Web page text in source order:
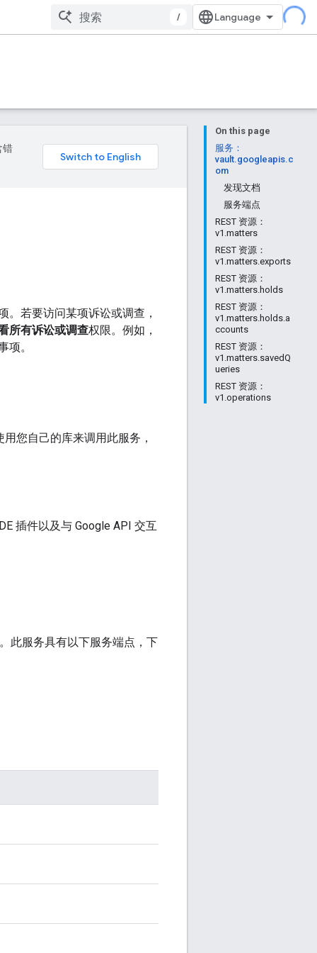
/
On this page
服务：
vault.googleapis.c
om
发现文档
服务端点
REST 资源：
v1.matters
REST 资源：
v1.matters.exports
REST 资源：
v1.matters.holds
REST 资源：
v1.matters.holds.a
ccounts
REST 资源：
v1.matters.savedQ
ueries
REST 资源：
v1.operations
错
。若要访问某项诉讼或调查，
所有诉讼或调查权限。例如，
项。
您自己的库来调用此服务，
插件以及与 Google API 交互
此服务具有以下服务端点，下